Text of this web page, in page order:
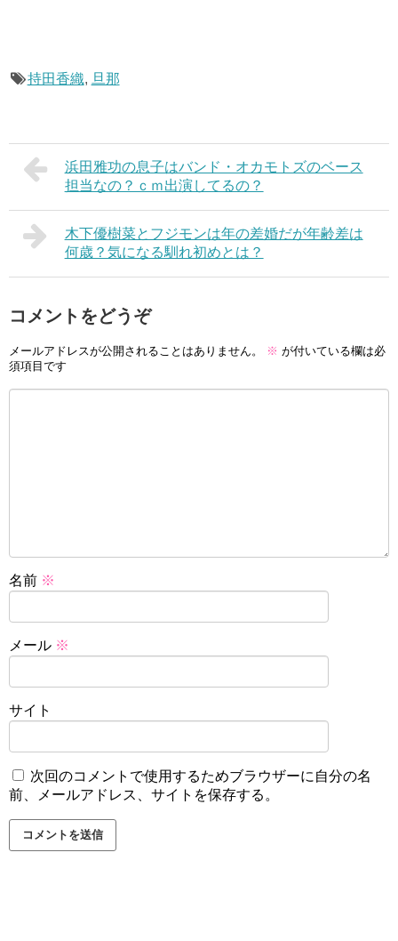
持田香織, 旦那
浜田雅功の息子はバンド・オカモトズのベース
担当なの？ｃｍ出演してるの？
木下優樹菜とフジモンは年の差婚だが年齢差は
何歳？気になる馴れ初めとは？
コメントをどうぞ
メールアドレスが公開されることはありません。 ※ が付いている欄は必
須項目です
名前 ※
メール ※
サイト
次回のコメントで使用するためブラウザーに自分の名
前、メールアドレス、サイトを保存する。